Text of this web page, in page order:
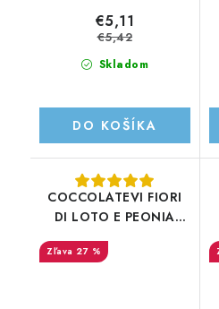
Skladom
€5,11
€5,42
DO KOŠÍKA
COCCOLATEVI FIORI
DI LOTO E PEONIA
aviváže - parfum do
27 %